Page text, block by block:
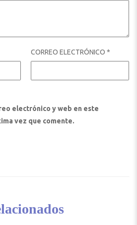
CORREO ELECTRÓNICO *
electrónico y web en este
vez que comente.